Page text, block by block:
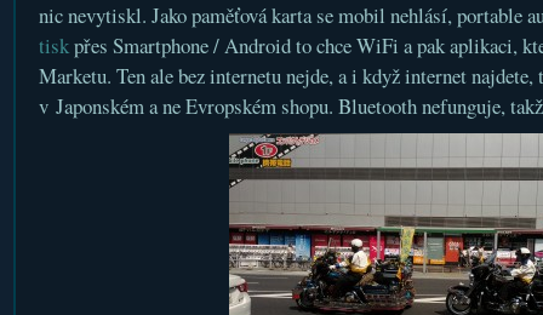
nic nevytiskl. Jako paměťová karta se mobil nehlásí, portable
tiskpřes Smartphone / Android to chce WiFi a pak aplikaci,
Marketu. Ten ale bez internetu nejde, a i když internet najdete,
v Japonském a ne Evropském shopu. Bluetooth nefunguje,